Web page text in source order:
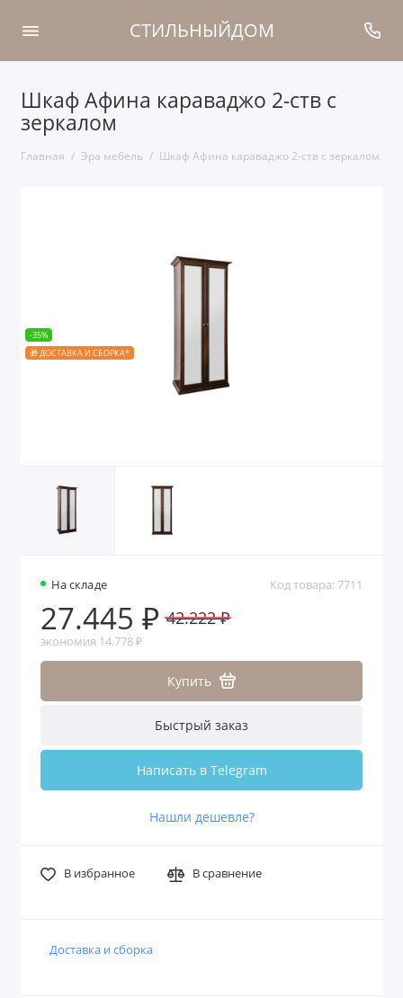
СТИЛЬНЫЙДОМ
Шкаф Афина караваджо 2-ств с
зеркалом
Главная Эра мебель Шкаф Афина караваджо 2-ств с зеркалом
-35%
🎁 ДОСТАВКА И СБОРКА*
На складе Код товара: 7711
27.445 ₽ 42.222 ₽
экономия 14.778 ₽
Купить
Быстрый заказ
Написать в Telegram
Нашли дешевле?
В избранное В сравнение
Доставка и сборка